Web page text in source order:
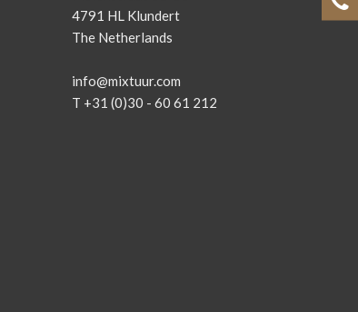
4791 HL Klundert
The Netherlands
info@mixtuur.com
T +31 (0)30 - 60 61 212